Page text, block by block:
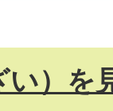
）を